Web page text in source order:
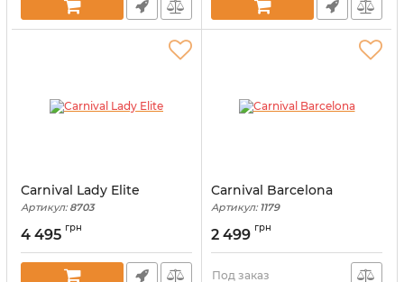
Carnival Lady Elite
Артикул:8703
4 495 грн
Carnival Barcelona
Артикул:1179
2 499 грн
Под заказ